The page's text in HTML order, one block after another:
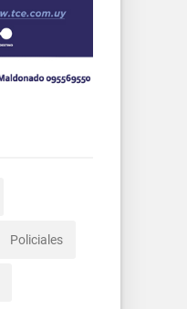
Policiales